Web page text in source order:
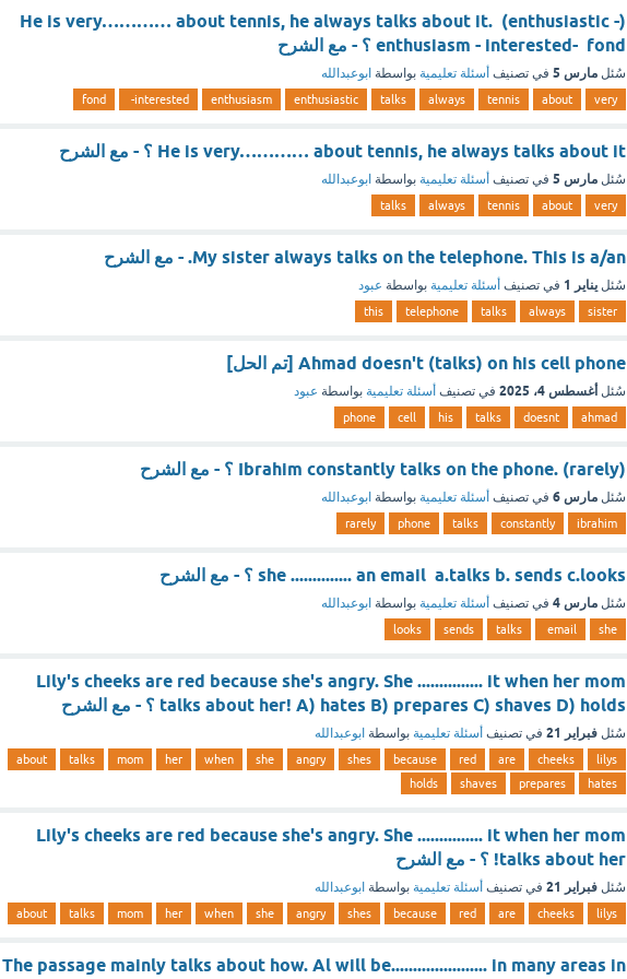
(He is very………… about tennis, he always talks about it. (enthusiastic -
enthusiasm - interested- fond ؟ - مع الشرح
سُئل مارس 5 في تصنيف أسئلة تعليمية بواسطة ابوعبدالله
very
about
tennis
always
talks
enthusiastic
enthusiasm
interested-
fond
He is very………… about tennis, he always talks about it ؟ - مع الشرح
سُئل مارس 5 في تصنيف أسئلة تعليمية بواسطة ابوعبدالله
very
about
tennis
always
talks
My sister always talks on the telephone. This is a/an. - مع الشرح
سُئل يناير 1 في تصنيف أسئلة تعليمية بواسطة عبود
sister
always
talks
telephone
this
Ahmad doesn't (talks) on his cell phone [تم الحل]
سُئل أغسطس 4، 2025 في تصنيف أسئلة تعليمية بواسطة عبود
ahmad
doesnt
talks
his
cell
phone
Ibrahim constantly talks on the phone. (rarely) ؟ - مع الشرح
سُئل مارس 6 في تصنيف أسئلة تعليمية بواسطة ابوعبدالله
ibrahim
constantly
talks
phone
rarely
she .............. an email a.talks b. sends c.looks ؟ - مع الشرح
سُئل مارس 4 في تصنيف أسئلة تعليمية بواسطة ابوعبدالله
she
email
talks
sends
looks
Lily's cheeks are red because she's angry. She ............... it when her mom
talks about her! A) hates B) prepares C) shaves D) holds ؟ - مع الشرح
سُئل فبراير 21 في تصنيف أسئلة تعليمية بواسطة ابوعبدالله
lilys
cheeks
are
red
because
shes
angry
she
when
her
mom
talks
about
hates
prepares
shaves
holds
Lily's cheeks are red because she's angry. She ............... it when her mom
talks about her! ؟ - مع الشرح
سُئل فبراير 21 في تصنيف أسئلة تعليمية بواسطة ابوعبدالله
lilys
cheeks
are
red
because
shes
angry
she
when
her
mom
talks
about
The passage mainly talks about how. Al will be...................... in many areas in